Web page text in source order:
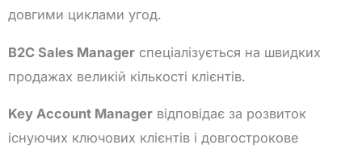
довгими циклами угод.
B2C Sales Manager спеціалізується на швидких
продажах великій кількості клієнтів.
Key Account Manager відповідає за розвиток
існуючих ключових клієнтів і довгострокове